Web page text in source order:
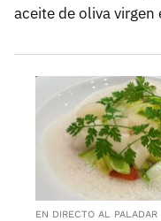
aceite de oliva virgen
EN DIRECTO AL PALADAR